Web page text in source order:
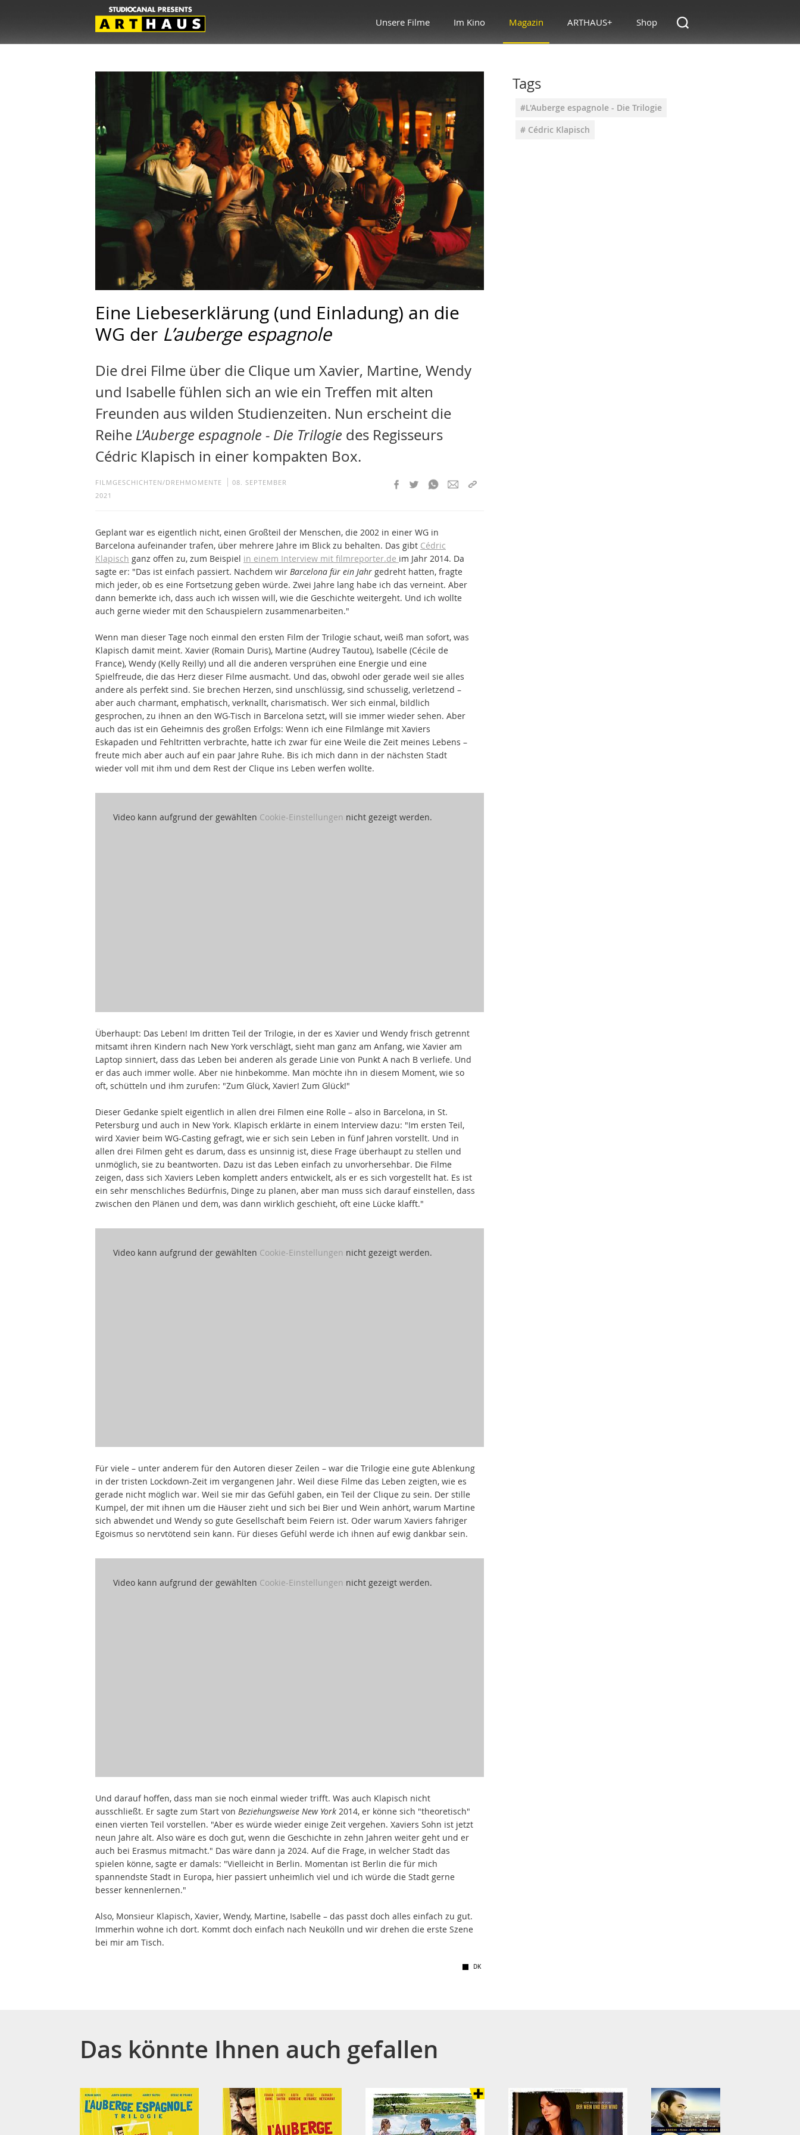
Unsere Filme Im Kino Magazin ARTHAUS+ Shop
Eine Liebeserklärung (und Einladung) an die
WG der L’auberge espagnole
Die drei Filme über die Clique um Xavier, Martine, Wendy
und Isabelle fühlen sich an wie ein Treffen mit alten
Freunden aus wilden Studienzeiten. Nun erscheint die
Reihe L'Auberge espagnole - Die Trilogie des Regisseurs
Cédric Klapisch in einer kompakten Box.
FILMGESCHICHTEN/DREHMOMENTE
08. SEPTEMBER
2021
Geplant war es eigentlich nicht, einen Großteil der Menschen, die 2002 in einer WG in
Barcelona aufeinander trafen, über mehrere Jahre im Blick zu behalten. Das gibt Cédric
Klapisch ganz offen zu, zum Beispiel in einem Interview mit filmreporter.de im Jahr 2014. Da
sagte er: "Das ist einfach passiert. Nachdem wir Barcelona für ein Jahr gedreht hatten, fragte
mich jeder, ob es eine Fortsetzung geben würde. Zwei Jahre lang habe ich das verneint. Aber
dann bemerkte ich, dass auch ich wissen will, wie die Geschichte weitergeht. Und ich wollte
auch gerne wieder mit den Schauspielern zusammenarbeiten."
Wenn man dieser Tage noch einmal den ersten Film der Trilogie schaut, weiß man sofort, was
Klapisch damit meint. Xavier (Romain Duris), Martine (Audrey Tautou), Isabelle (Cécile de
France), Wendy (Kelly Reilly) und all die anderen versprühen eine Energie und eine
Spielfreude, die das Herz dieser Filme ausmacht. Und das, obwohl oder gerade weil sie alles
andere als perfekt sind. Sie brechen Herzen, sind unschlüssig, sind schusselig, verletzend –
aber auch charmant, emphatisch, verknallt, charismatisch. Wer sich einmal, bildlich
gesprochen, zu ihnen an den WG-Tisch in Barcelona setzt, will sie immer wieder sehen. Aber
auch das ist ein Geheimnis des großen Erfolgs: Wenn ich eine Filmlänge mit Xaviers
Eskapaden und Fehltritten verbrachte, hatte ich zwar für eine Weile die Zeit meines Lebens –
freute mich aber auch auf ein paar Jahre Ruhe. Bis ich mich dann in der nächsten Stadt
wieder voll mit ihm und dem Rest der Clique ins Leben werfen wollte.
Video kann aufgrund der gewählten Cookie-Einstellungen nicht gezeigt werden.
Überhaupt: Das Leben! Im dritten Teil der Trilogie, in der es Xavier und Wendy frisch getrennt
mitsamt ihren Kindern nach New York verschlägt, sieht man ganz am Anfang, wie Xavier am
Laptop sinniert, dass das Leben bei anderen als gerade Linie von Punkt A nach B verliefe. Und
er das auch immer wolle. Aber nie hinbekomme. Man möchte ihn in diesem Moment, wie so
oft, schütteln und ihm zurufen: "Zum Glück, Xavier! Zum Glück!"
Dieser Gedanke spielt eigentlich in allen drei Filmen eine Rolle – also in Barcelona, in St.
Petersburg und auch in New York. Klapisch erklärte in einem Interview dazu: "Im ersten Teil,
wird Xavier beim WG-Casting gefragt, wie er sich sein Leben in fünf Jahren vorstellt. Und in
allen drei Filmen geht es darum, dass es unsinnig ist, diese Frage überhaupt zu stellen und
unmöglich, sie zu beantworten. Dazu ist das Leben einfach zu unvorhersehbar. Die Filme
zeigen, dass sich Xaviers Leben komplett anders entwickelt, als er es sich vorgestellt hat. Es ist
ein sehr menschliches Bedürfnis, Dinge zu planen, aber man muss sich darauf einstellen, dass
zwischen den Plänen und dem, was dann wirklich geschieht, oft eine Lücke klafft."
Video kann aufgrund der gewählten Cookie-Einstellungen nicht gezeigt werden.
Für viele – unter anderem für den Autoren dieser Zeilen – war die Trilogie eine gute Ablenkung
in der tristen Lockdown-Zeit im vergangenen Jahr. Weil diese Filme das Leben zeigten, wie es
gerade nicht möglich war. Weil sie mir das Gefühl gaben, ein Teil der Clique zu sein. Der stille
Kumpel, der mit ihnen um die Häuser zieht und sich bei Bier und Wein anhört, warum Martine
sich abwendet und Wendy so gute Gesellschaft beim Feiern ist. Oder warum Xaviers fahriger
Egoismus so nervtötend sein kann. Für dieses Gefühl werde ich ihnen auf ewig dankbar sein.
Video kann aufgrund der gewählten Cookie-Einstellungen nicht gezeigt werden.
Und darauf hoffen, dass man sie noch einmal wieder trifft. Was auch Klapisch nicht
ausschließt. Er sagte zum Start von Beziehungsweise New York 2014, er könne sich "theoretisch"
einen vierten Teil vorstellen. "Aber es würde wieder einige Zeit vergehen. Xaviers Sohn ist jetzt
neun Jahre alt. Also wäre es doch gut, wenn die Geschichte in zehn Jahren weiter geht und er
auch bei Erasmus mitmacht." Das wäre dann ja 2024. Auf die Frage, in welcher Stadt das
spielen könne, sagte er damals: "Vielleicht in Berlin. Momentan ist Berlin die für mich
spannendste Stadt in Europa, hier passiert unheimlich viel und ich würde die Stadt gerne
besser kennenlernen."
Also, Monsieur Klapisch, Xavier, Wendy, Martine, Isabelle – das passt doch alles einfach zu gut.
Immerhin wohne ich dort. Kommt doch einfach nach Neukölln und wir drehen die erste Szene
bei mir am Tisch.
DK
Tags
#L'Auberge espagnole - Die Trilogie
# Cédric Klapisch
Das könnte Ihnen auch gefallen